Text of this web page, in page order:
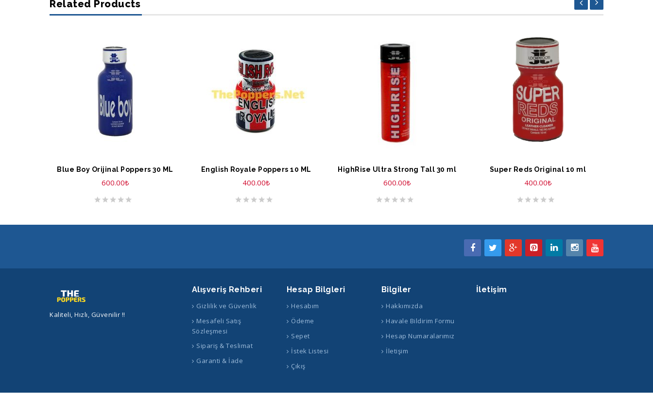
Related Products
SEPETE EKLE
Blue Boy Orijinal Poppers 30 ML
600.00₺
SEPETE EKLE
English Royale Poppers 10 ML
400.00₺
SEPETE EKLE
HighRise Ultra Strong Tall 30 ml
600.00₺
SEPETE EKLE
Super Reds Original 10 ml
400.00₺
Kaliteli, Hızlı, Güvenilir !!
Alışveriş Rehberi
Gizlilik ve Güvenlik
Mesafeli Satış
Sözleşmesi
Sipariş & Teslimat
Garanti & İade
Hesap Bilgleri
Hesabım
Ödeme
Sepet
İstek Listesi
Çıkış
Bilgiler
Hakkımızda
Havale Bildirim Formu
Hesap Numaralarımız
İletişim
İletişim